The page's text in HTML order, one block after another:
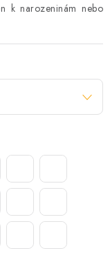
k narozeninám nebo